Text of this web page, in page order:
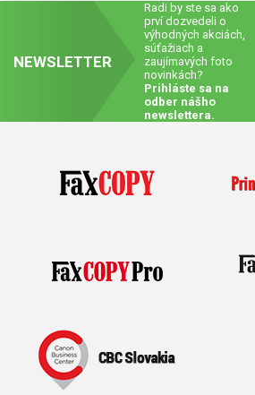
NEWSLETTER
Radi by ste sa ako
prví dozvedeli o
výhodných akciách,
súťažiach a
zaujímavých foto
novinkách?
Prihláste sa na
odber nášho
newslettera.